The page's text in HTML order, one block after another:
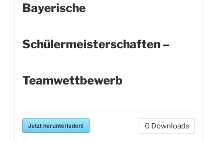
Bayerische
Schülermeisterschaften –
Teamwettbewerb
Jetzt herunterladen! 0 Downloads